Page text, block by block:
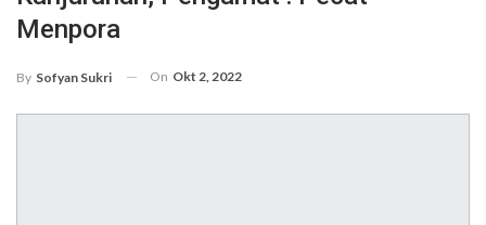
Menpora
By Sofyan Sukri On Okt 2, 2022